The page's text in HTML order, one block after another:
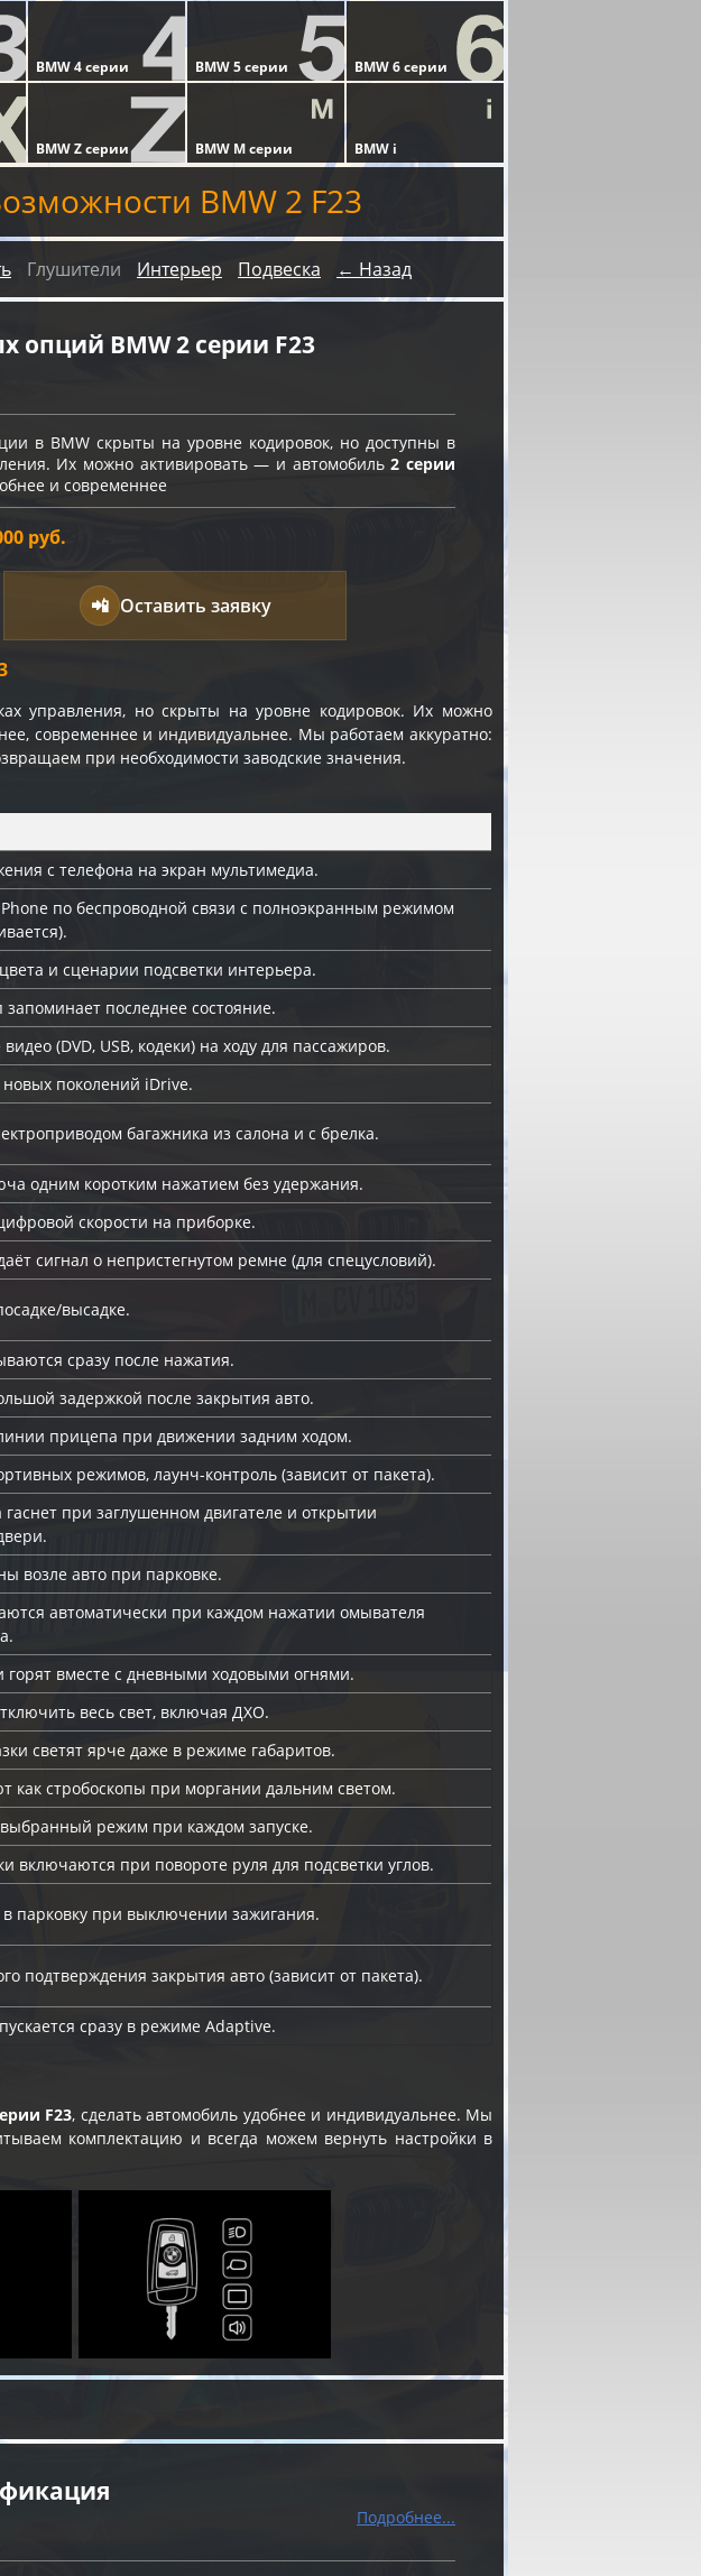
BMW 2 F23
Глушители Интерьер Подвеска ← Назад
опций BMW 2 серии F23
в BMW скрыты на уровне кодировок, но доступны в
Их можно активировать — и автомобиль2 серии
и современнее
руб.
📲 Оставить заявку
управления, но скрыты на уровне кодировок. Их можно
современнее и индивидуальнее. Мы работаем аккуратно:
при необходимости заводские значения.
с телефона на экран мультимедиа.
по беспроводной связи с полноэкранным режимом
и сценарии подсветки интерьера.
запоминает последнее состояние.
(DVD, USB, кодеки) на ходу для пассажиров.
поколений iDrive.
багажника из салона и с брелка.
одним коротким нажатием без удержания.
скорости на приборке.
сигнал о непристегнутом ремне (для спецусловий).
высадке.
сразу после нажатия.
задержкой после закрытия авто.
прицепа при движении задним ходом.
режимов, лаунч-контроль (зависит от пакета).
гаснет при заглушенном двигателе и открытии
возле авто при парковке.
автоматически при каждом нажатии омывателя
горят вместе с дневными ходовыми огнями.
весь свет, включая ДХО.
светят ярче даже в режиме габаритов.
как стробоскопы при моргании дальним светом.
режим при каждом запуске.
включаются при повороте руля для подсветки углов.
в парковку при выключении зажигания.
подтверждения закрытия авто (зависит от пакета).
сразу в режиме Adaptive.
F23, сделать автомобиль удобнее и индивидуальнее. Мы
комплектацию и всегда можем вернуть настройки в
Подробнее...